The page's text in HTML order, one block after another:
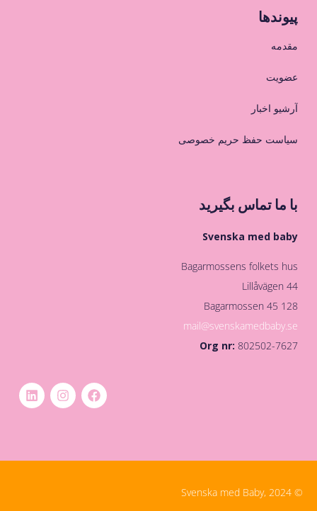
پیوندها
مقدمه
عضویت
آرشیو اخبار
سیاست حفظ حریم خصوصی
با ما تماس بگیرید
Svenska med baby
Bagarmossens folkets hus
Lillåvägen 44
128 45 Bagarmossen
mail@svenskamedbaby.se
Org nr:802502-7627
© Svenska med Baby, 2024